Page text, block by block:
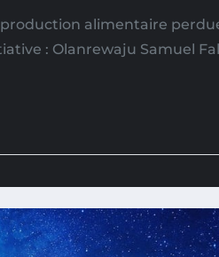
production alimentaire
: Olanrewaju Samuel